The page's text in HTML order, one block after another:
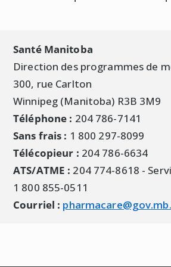
Santé Manitoba
Direction des programmes de
300, rue Carlton
Winnipeg (Manitoba) R3B 3M9
Téléphone : 204 786-7141
Sans frais : 1 800 297-8099
Télécopieur : 204 786-6634
ATS/ATME : 204 774-8618 -
1 800 855-0511
Courriel :